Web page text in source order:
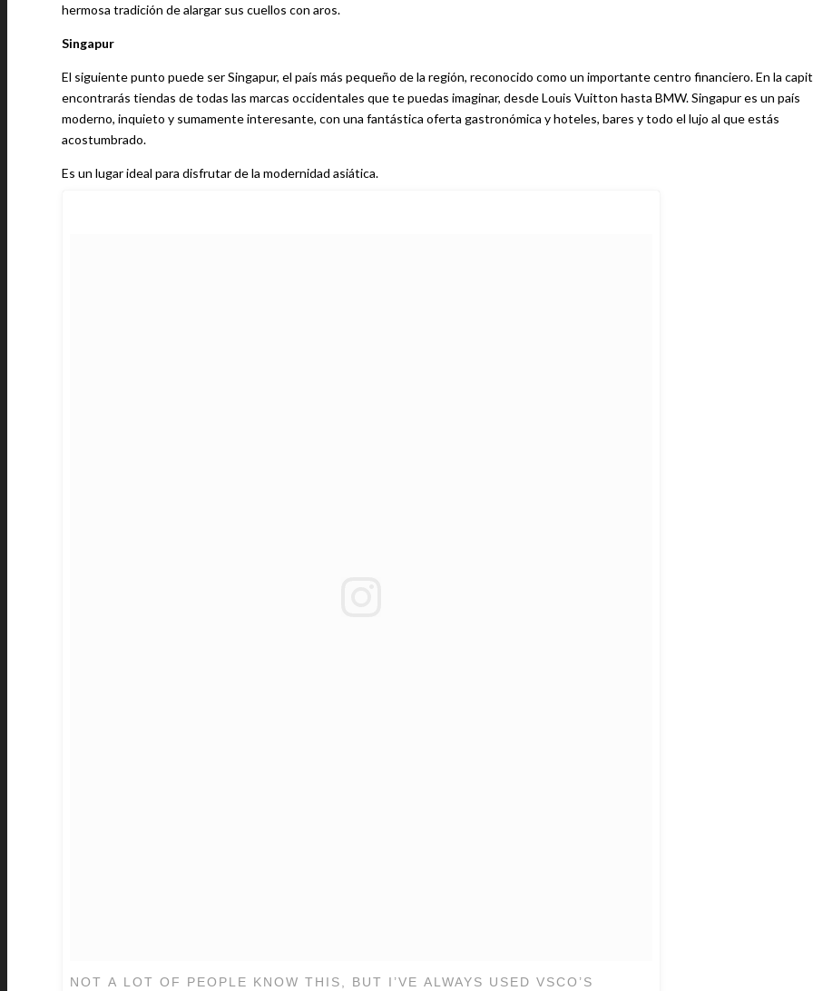
hermosa tradición de alargar sus cuellos con aros.
Singapur
El siguiente punto puede ser Singapur, el país más pequeño de la región, reconocido como un importante centro financiero. En la
encontrarás tiendas de todas las marcas occidentales que te puedas imaginar, desde Louis Vuitton hasta BMW. Singapur es un país
moderno, inquieto y sumamente interesante, con una fantástica oferta gastronómica y hoteles, bares y todo el lujo al que estás
acostumbrado.
Es un lugar ideal para disfrutar de la modernidad asiática.
NOT A LOT OF PEOPLE KNOW THIS, BUT I’VE ALWAYS USED VSCO’S